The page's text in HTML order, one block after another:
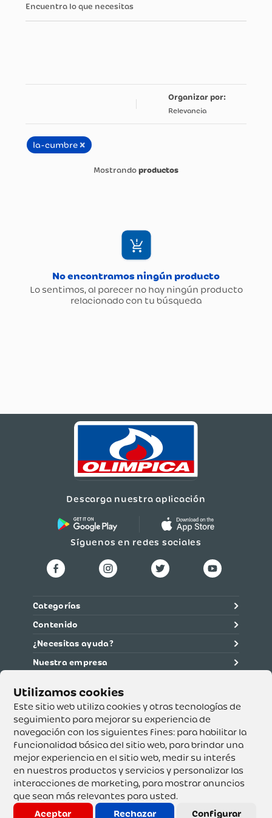
Este sitio web utiliza cookies y otras tecnologías de
seguimiento para mejorar su experiencia de
navegación con los siguientes fines: para habilitar la
funcionalidad básica del sitio web, para brindar una
mejor experiencia en el sitio web, medir su interés
en nuestros productos y servicios y personalizar las
interacciones de marketing, para mostrar anuncios
que sean más relevantes para usted.
Aceptar
Rechazar Configurar
Encuentra lo que necesitas
Relevancia
la-cumbre ×
productos
Descarga nuestra aplicación
Síguenos en redes sociales
Categorías
Contenido
¿Necesitas ayuda?
Nuestra empresa
Supertiendas y Drogería Olímpica S.A. - Nit 890.107.487 -
Dirección de notificación: Calle 53 No. 46-192 local 3-01
Teléfono: 3232540999 - Correo:
servicioalcliente@olimpica.com.co
Copyright o Actualización 2023 OLÍMPICA S.A. Derechos
Reservados.